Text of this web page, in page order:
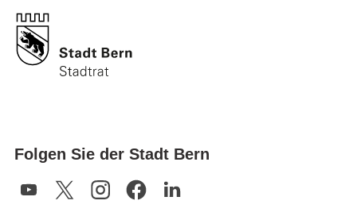
Folgen Sie der Stadt Bern